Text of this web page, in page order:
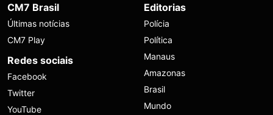
CM7 Brasil
Últimas notícias
CM7 Play
Redes sociais
Facebook
Twitter
YouTube
Editorias
Polícia
Política
Manaus
Amazonas
Brasil
Mundo